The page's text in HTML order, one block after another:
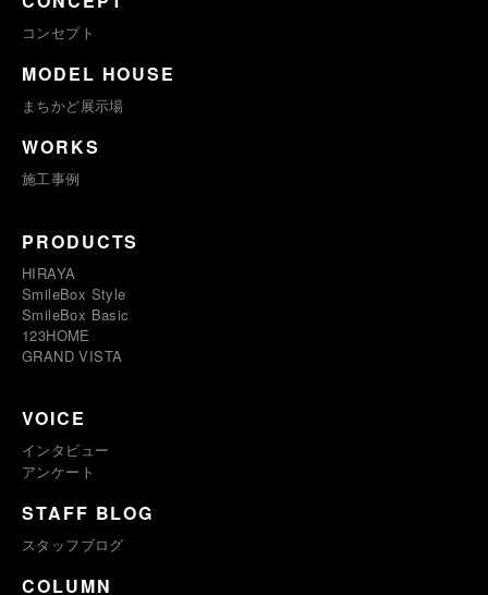
コンセプト
MODEL HOUSE
まちかど展示場
WORKS
施工事例
PRODUCTS
HIRAYA
SmileBox Style
SmileBox Basic
123HOME
GRAND VISTA
VOICE
インタビュー
アンケート
STAFF BLOG
スタッフブログ
COLUMN